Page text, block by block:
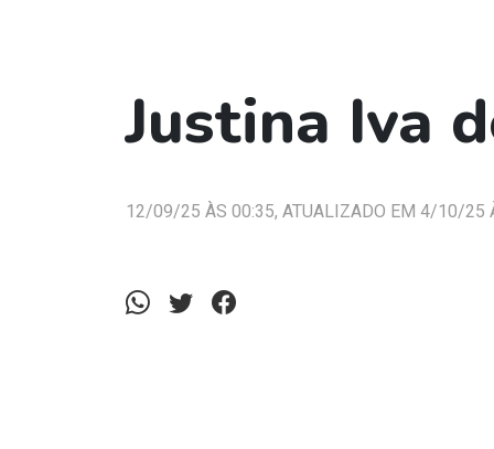
Justina Iva
12/09/25 ÀS 00:35, ATUALIZADO EM 4/10/25